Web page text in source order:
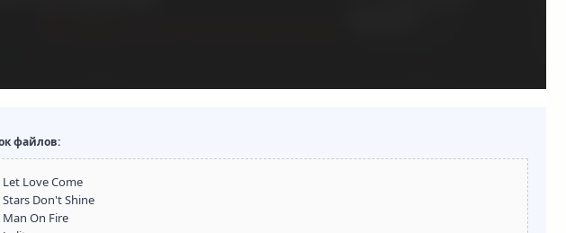
файлов:
Let Love Come
Stars Don't Shine
Man On Fire